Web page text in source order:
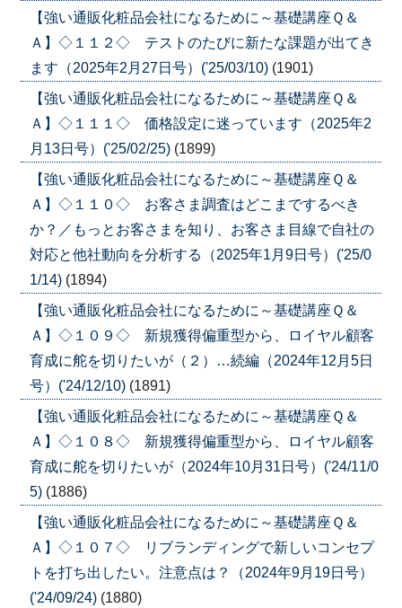
【強い通販化粧品会社になるために～基礎講座Ｑ＆
Ａ】◇１１２◇ テストのたびに新たな課題が出てき
ます（2025年2月27日号）('25/03/10) (1901)
【強い通販化粧品会社になるために～基礎講座Ｑ＆
Ａ】◇１１１◇ 価格設定に迷っています（2025年2
月13日号）('25/02/25) (1899)
【強い通販化粧品会社になるために～基礎講座Ｑ＆
Ａ】◇１１０◇ お客さま調査はどこまでするべき
か？／もっとお客さまを知り、お客さま目線で自社の
対応と他社動向を分析する（2025年1月9日号）('25/0
1/14) (1894)
【強い通販化粧品会社になるために～基礎講座Ｑ＆
Ａ】◇１０９◇ 新規獲得偏重型から、ロイヤル顧客
育成に舵を切りたいが（２）…続編（2024年12月5日
号）('24/12/10) (1891)
【強い通販化粧品会社になるために～基礎講座Ｑ＆
Ａ】◇１０８◇ 新規獲得偏重型から、ロイヤル顧客
育成に舵を切りたいが（2024年10月31日号）('24/11/0
5) (1886)
【強い通販化粧品会社になるために～基礎講座Ｑ＆
Ａ】◇１０７◇ リブランディングで新しいコンセプ
トを打ち出したい。注意点は？（2024年9月19日号）
('24/09/24) (1880)